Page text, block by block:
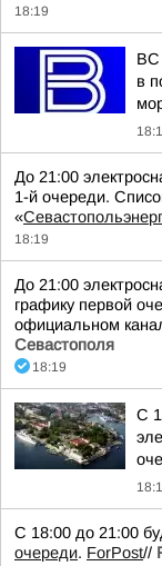
18:19
ВС
в
До 21:00
1-й очереди.
«
18:19
До 21:00
графику первой
официальном
Севастополя
18:19
С
С 18:00 до 21:00
очереди. ForPost//